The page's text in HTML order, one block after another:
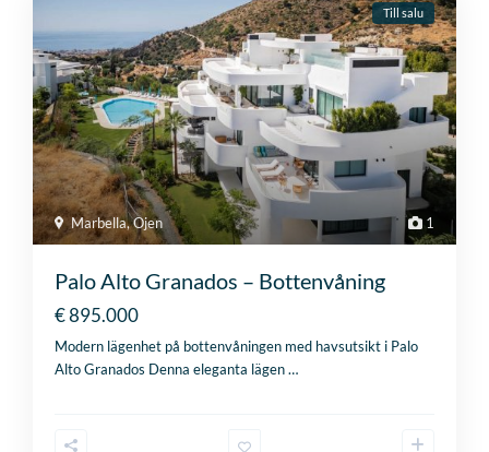
1
Marbella,Ojen
Till salu
Palo Alto Granados – Bottenvåning
€ 895.000
Modern lägenhet på bottenvåningen med havsutsikt i Palo
Alto Granados Denna eleganta lägen…